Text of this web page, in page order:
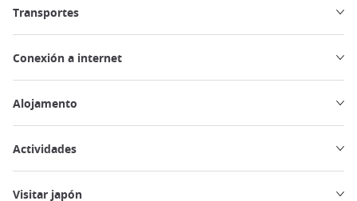
Transportes
Conexión a internet
Alojamento
Actividades
Visitar japón